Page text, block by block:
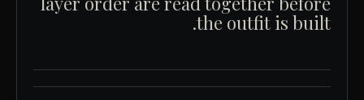
the outfit is built.